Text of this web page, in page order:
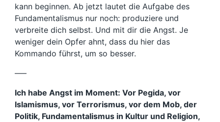
kann beginnen. Ab jetzt lautet die Aufgabe des
Fundamentalismus nur noch: produziere und
verbreite dich selbst. Und mit dir die Angst. Je
weniger dein Opfer ahnt, dass du hier das
Kommando führst, um so besser.
—–
Ich habe Angst im Moment: Vor Pegida, vor
Islamismus, vor Terrorismus, vor dem Mob, der
Politik, Fundamentalismus in Kultur und Religion,